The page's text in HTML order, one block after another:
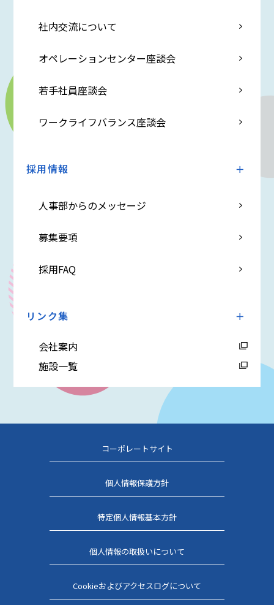
社内交流について
オペレーションセンター座談会
若手社員座談会
ワークライフバランス座談会
採用情報
人事部からのメッセージ
募集要項
採用FAQ
リンク集
会社案内
施設一覧
コーポレートサイト
個人情報保護方針
特定個人情報基本方針
個人情報の取扱いについて
Cookieおよびアクセスログについて